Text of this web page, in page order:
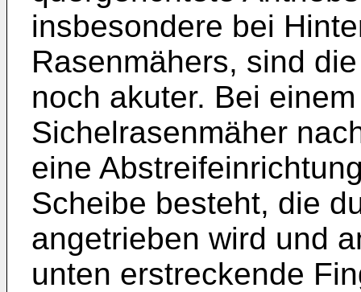
insbesondere bei
Rasenmähers, sind
noch akuter. Bei
Sichelrasenmäher
eine
Scheibe besteht, die
angetrieben wird und
unten erstreckende